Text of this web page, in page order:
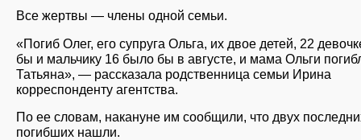
Все жертвы — члены одной семьи.
«Погиб Олег, его супруга Ольга, их двое детей, 22
бы и мальчику 16 было бы в августе, и мама Ольги
Татьяна», — рассказала родственница семьи Ирина
корреспонденту агентства.
По ее словам, накануне им сообщили, что двух
погибших нашли.